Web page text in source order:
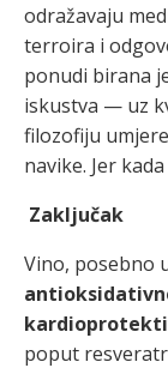
odražavaju
terroira i
ponudi birana
iskustva — uz
filozofiju
navike. Jer
Zaključak
Vino, posebno
poput